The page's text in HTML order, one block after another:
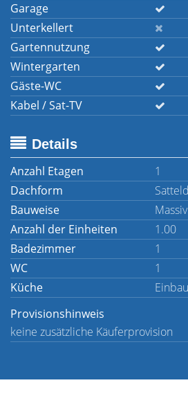
Garage
Unterkellert
Gartennutzung
Wintergarten
Gäste-WC
Kabel / Sat-TV
Details
Anzahl Etagen
1
Dachform
Bauweise
Massiv
Anzahl der Einheiten
1.00
Badezimmer
1
WC
1
Küche
Provisionshinweis
keine zusätzliche Käuferprovision